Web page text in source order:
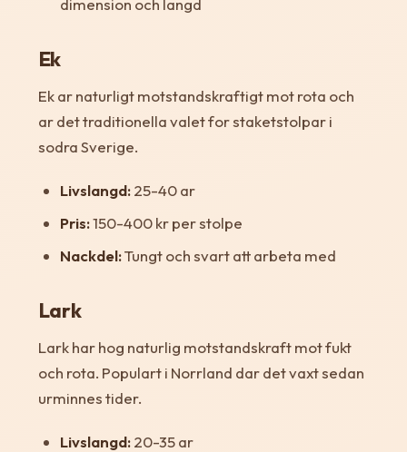
dimension och langd
Ek
Ek ar naturligt motstandskraftigt mot rota och
ar det traditionella valet for staketstolpar i
sodra Sverige.
Livslangd:25-40 ar
Pris:150-400 kr per stolpe
Nackdel:Tungt och svart att arbeta med
Lark
Lark har hog naturlig motstandskraft mot fukt
och rota. Populart i Norrland dar det vaxt sedan
urminnes tider.
Livslangd:20-35 ar